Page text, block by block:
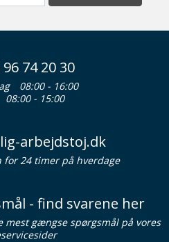
96 74 20 30
08:00 - 16:00
08:00 - 15:00
arbejdstoj.dk
for 24 timer på hverdage
- find svarene her
mest gængse spørgsmål på vores